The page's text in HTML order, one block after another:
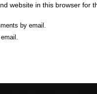
website in this browser for
by email.